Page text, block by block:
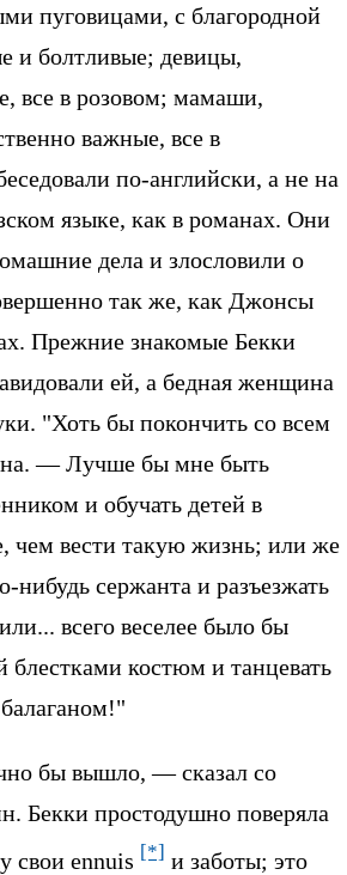
пуговицами, с благородной
и болтливые; девицы,
все в розовом; мамаши,
важные, все в
по-английски, а не на
языке, как в романах. Они
дела и злословили о
так же, как Джонсы
Прежние знакомые Бекки
ей, а бедная женщина
"Хоть бы покончить со всем
— Лучше бы мне быть
и обучать детей в
чем вести такую жизнь; или же
нибудь сержанта и разъезжать
всего веселее было бы
блестками костюм и танцевать
бы вышло, — сказал со
Бекки простодушно поверяла
свои ennuis [*] и заботы; это